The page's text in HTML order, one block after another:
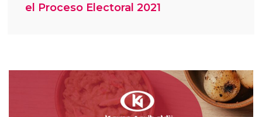
el Proceso Electoral 2021